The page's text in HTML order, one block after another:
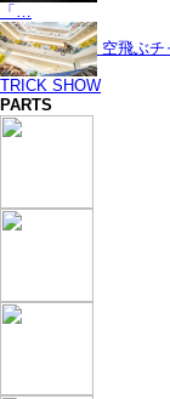
「…
空飛ぶ
TRICK SHOW
PARTS